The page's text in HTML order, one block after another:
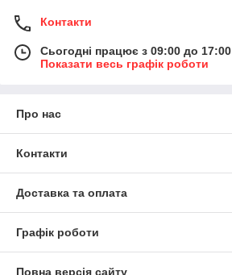
Контакти
Сьогодні працює з 09:00 до 17:00
Показати весь графік роботи
Про нас
Контакти
Доставка та оплата
Графік роботи
Повна версія сайту